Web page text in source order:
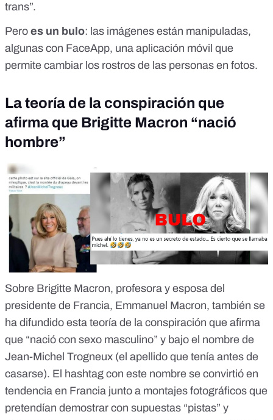
trans”.
Pero es un bulo: las imágenes están manipuladas,
algunas con FaceApp, una aplicación móvil que
permite cambiar los rostros de las personas en fotos.
La teoría de la conspiración que
afirma que Brigitte Macron “nació
hombre”
Sobre Brigitte Macron, profesora y esposa del
presidente de Francia, Emmanuel Macron, también se
ha difundido esta teoría de la conspiración que afirma
que “nació con sexo masculino” y bajo el nombre de
Jean-Michel Trogneux (el apellido que tenía antes de
casarse). El hashtag con este nombre se convirtió en
tendencia en Francia junto a montajes fotográficos que
pretendían demostrar con supuestas “pistas” y